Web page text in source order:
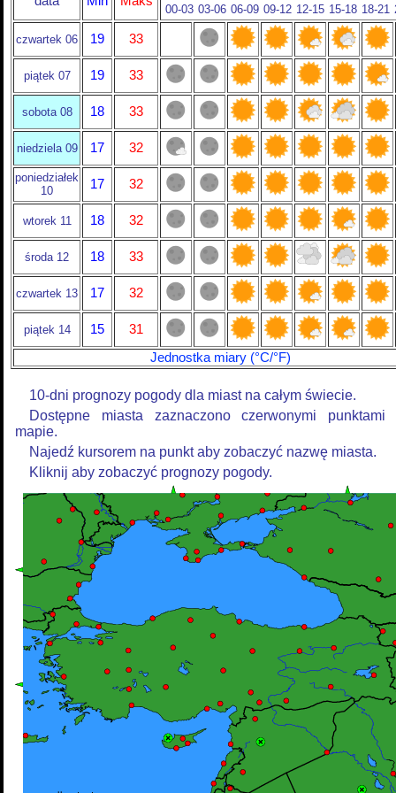
00-03 03-06 06-09 09-12 12-15 15-18 18-21
czwartek 06 19 33
piątek 07 19 33
sobota 08 18 33
niedziela 09 17 32
poniedziałek
10
17 32
wtorek 11 18 32
środa 12 18 33
czwartek 13 17 32
piątek 14 15
31
Jednostka miary (°C/°F)
10-dni prognozy pogody dla miast na całym świecie.
Dostępne miasta zaznaczono czerwonymi punktami
mapie.
Najedź kursorem na punkt aby zobaczyć nazwę miasta.
Kliknij aby zobaczyć prognozy pogody.